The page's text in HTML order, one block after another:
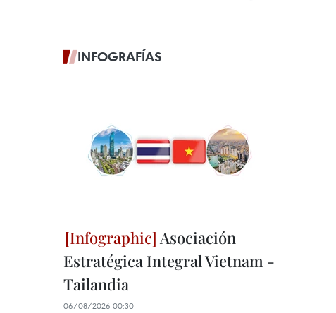
INFOGRAFÍAS
Asociación
Estratégica Integral Vietnam -
Tailandia
06/08/2026 00:30